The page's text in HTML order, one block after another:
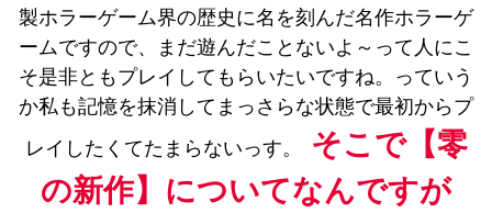
製ホラーゲーム界の歴史に名を刻んだ名作ホラーゲ
ームですので、まだ遊んだことないよ～って人にこ
そ是非ともプレイしてもらいたいですね。っていう
か私も記憶を抹消してまっさらな状態で最初からプ
レイしたくてたまらないっす。
そこで【零
の新作】についてなんですが